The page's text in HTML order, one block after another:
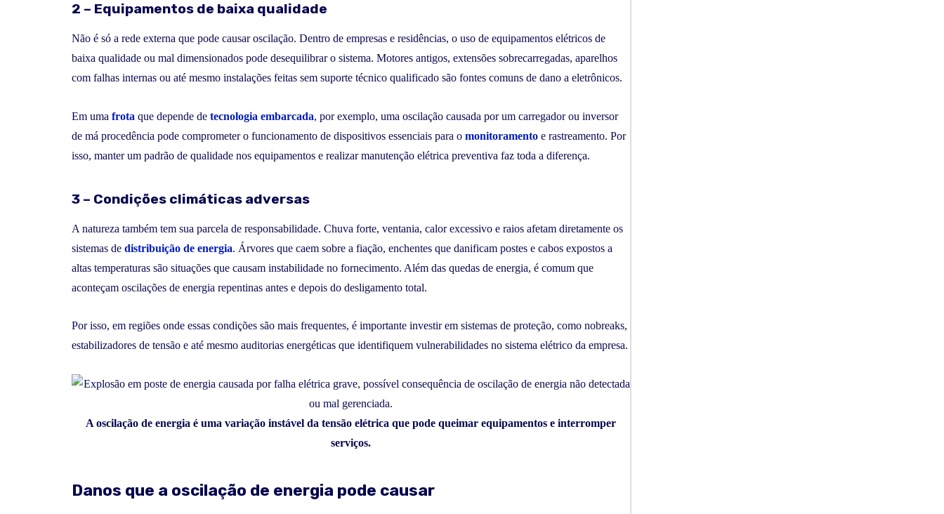
2 – Equipamentos de baixa qualidade
Não é só a rede externa que pode causar oscilação. Dentro de empresas e residências, o uso de equipamentos elétricos de
baixa qualidade ou mal dimensionados pode desequilibrar o sistema. Motores antigos, extensões sobrecarregadas, aparelhos
com falhas internas ou até mesmo instalações feitas sem suporte técnico qualificado são fontes comuns de dano a eletrônicos.
Em uma frota que depende de tecnologia embarcada, por exemplo, uma oscilação causada por um carregador ou inversor
de má procedência pode comprometer o funcionamento de dispositivos essenciais para o monitoramento e rastreamento. Por
isso, manter um padrão de qualidade nos equipamentos e realizar manutenção elétrica preventiva faz toda a diferença.
3 – Condições climáticas adversas
A natureza também tem sua parcela de responsabilidade. Chuva forte, ventania, calor excessivo e raios afetam diretamente os
sistemas de distribuição de energia. Árvores que caem sobre a fiação, enchentes que danificam postes e cabos expostos a
altas temperaturas são situações que causam instabilidade no fornecimento. Além das quedas de energia, é comum que
aconteçam oscilações de energia repentinas antes e depois do desligamento total.
Por isso, em regiões onde essas condições são mais frequentes, é importante investir em sistemas de proteção, como nobreaks,
estabilizadores de tensão e até mesmo auditorias energéticas que identifiquem vulnerabilidades no sistema elétrico da empresa.
A oscilação de energia é uma variação instável da tensão elétrica que pode queimar equipamentos e interromper
serviços.
Danos que a oscilação de energia pode causar